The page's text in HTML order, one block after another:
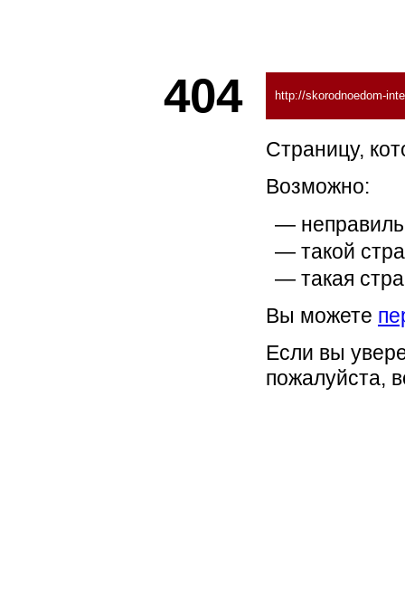
404 http://skorodnoedom-
Страницу,
Возможно:
такой
такая
Вы можете
Если вы
пожалуйста,